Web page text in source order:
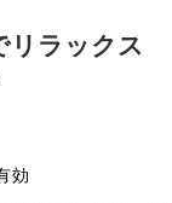
リラックス
効